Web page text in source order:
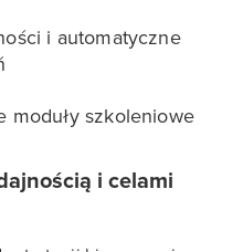
i automatyczne
moduły szkoleniowe
i celami